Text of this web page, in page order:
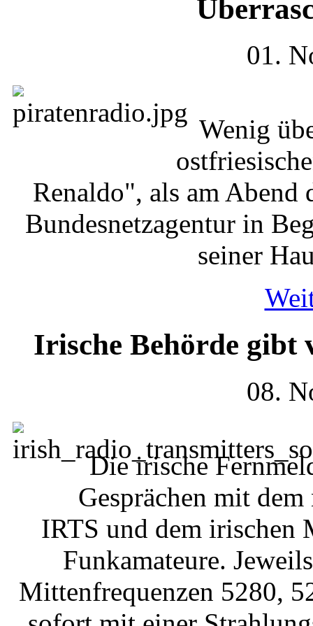
01.
Wenig
Renaldo", als am Abend
Bundesnetzagentur in
seiner
Irische Behörde gibt
08.
Die irische
Gesprächen mit
IRTS und dem
Funkamateure.
Mittenfrequenzen 5280,